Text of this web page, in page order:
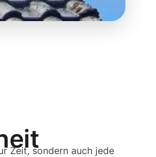
Zeit, sondern auch jede